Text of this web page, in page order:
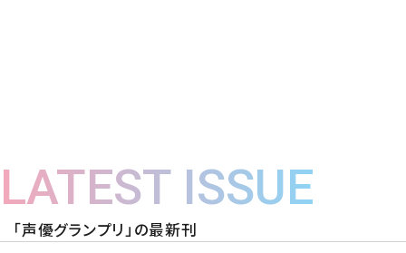
LATEST ISSUE
「声優グランプリ」の最新刊